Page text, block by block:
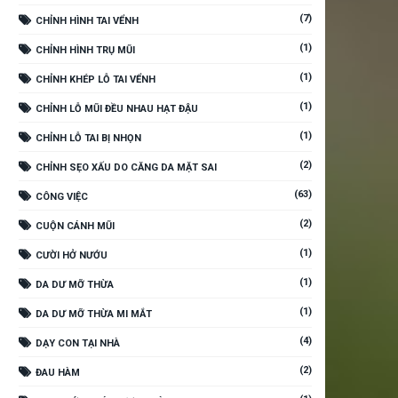
CHỈNH HÌNH TAI VỂNH (7)
CHỈNH HÌNH TRỤ MŨI (1)
CHỈNH KHÉP LỖ TAI VỂNH (1)
CHỈNH LỖ MŨI ĐỀU NHAU HẠT ĐẬU (1)
CHỈNH LỖ TAI BỊ NHỌN (1)
CHỈNH SẸO XẤU DO CĂNG DA MẶT SAI (2)
CÔNG VIỆC (63)
CUỘN CÁNH MŨI (2)
CƯỜI HỞ NƯỚU (1)
DA DƯ MỠ THỪA (1)
DA DƯ MỠ THỪA MI MẮT (1)
DẠY CON TẠI NHÀ (4)
ĐAU HÀM (2)